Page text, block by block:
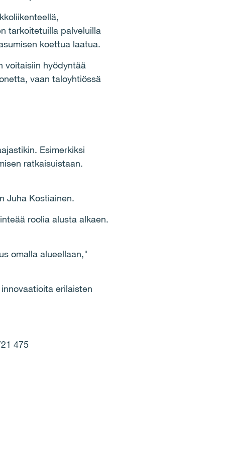
tarkoitetuilla palveluilla
koettua laatua.
voitaisiin hyödyntää
vaan taloyhtiössä
Esimerkiksi
ratkaisuistaan.
Juha Kostiainen.
roolia alusta alkaen.
omalla alueellaan,"
erilaisten
475